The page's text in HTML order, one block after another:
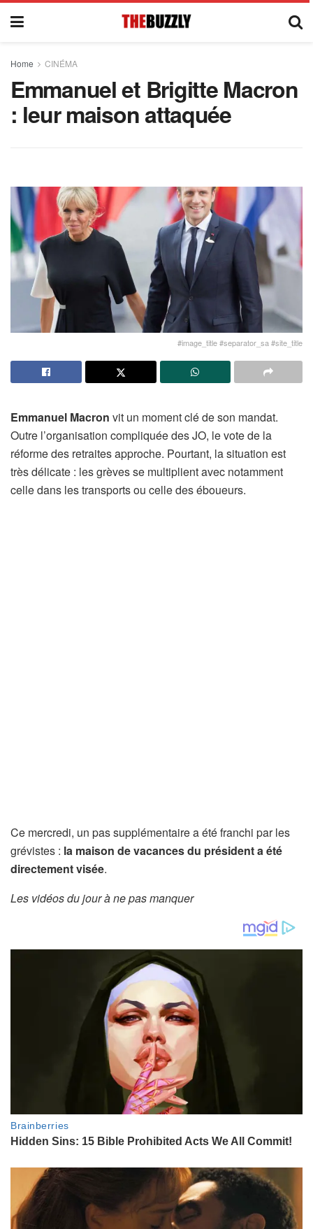
Home CINÉMA
Emmanuel et Brigitte Macron
: leur maison attaquée
#image_title #separator_sa #site_title
Emmanuel Macron vit un moment clé de son mandat.
Outre l’organisation compliquée des JO, le vote de la
réforme des retraites approche. Pourtant, la situation est
très délicate : les grèves se multiplient avec notamment
celle dans les transports ou celle des éboueurs.
Ce mercredi, un pas supplémentaire a été franchi par les
grévistes : la maison de vacances du président a été
directement visée.
Les vidéos du jour à ne pas manquer